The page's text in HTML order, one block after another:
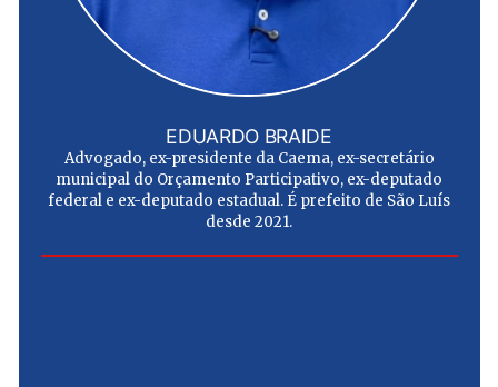
EDUARDO BRAIDE
Advogado, ex-presidente da Caema, ex-secretário
municipal do Orçamento Participativo, ex-deputado
federal e ex-deputado estadual. É prefeito de São Luís
desde 2021.